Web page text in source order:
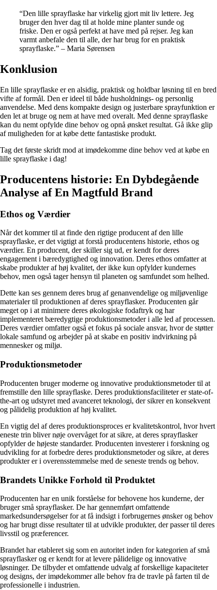
“Den lille sprayflaske har virkelig gjort mit liv lettere. Jeg
bruger den hver dag til at holde mine planter sunde og
friske. Den er også perfekt at have med på rejser. Jeg kan
varmt anbefale den til alle, der har brug for en praktisk
sprayflaske.” – Maria Sørensen
Konklusion
En lille sprayflaske er en alsidig, praktisk og holdbar løsning til en bred
vifte af formål. Den er ideel til både husholdnings- og personlig
anvendelse. Med dens kompakte design og justerbare sprayfunktion er
den let at bruge og nem at have med overalt. Med denne sprayflaske
kan du nemt opfylde dine behov og opnå ønsket resultat. Gå ikke glip
af muligheden for at købe dette fantastiske produkt.
Tag det første skridt mod at imødekomme dine behov ved at købe en
lille sprayflaske i dag!
Producentens historie: En Dybdegående
Analyse af En Magtfuld Brand
Ethos og Værdier
Når det kommer til at finde den rigtige producent af den lille
sprayflaske, er det vigtigt at forstå producentens historie, ethos og
værdier. En producent, der skiller sig ud, er kendt for deres
engagement i bæredygtighed og innovation. Deres ethos omfatter at
skabe produkter af høj kvalitet, der ikke kun opfylder kundernes
behov, men også tager hensyn til planeten og samfundet som helhed.
Dette kan ses gennem deres brug af genanvendelige og miljøvenlige
materialer til produktionen af deres sprayflasker. Producenten går
meget op i at minimere deres økologiske fodaftryk og har
implementeret bæredygtige produktionsmetoder i alle led af processen.
Deres værdier omfatter også et fokus på sociale ansvar, hvor de støtter
lokale samfund og arbejder på at skabe en positiv indvirkning på
mennesker og miljø.
Produktionsmetoder
Producenten bruger moderne og innovative produktionsmetoder til at
fremstille den lille sprayflaske. Deres produktionsfaciliteter er state-of-
the-art og udstyret med avanceret teknologi, der sikrer en konsekvent
og pålidelig produktion af høj kvalitet.
En vigtig del af deres produktionsproces er kvalitetskontrol, hvor hvert
eneste trin bliver nøje overvåget for at sikre, at deres sprayflasker
opfylder de højeste standarder. Producenten investerer i forskning og
udvikling for at forbedre deres produktionsmetoder og sikre, at deres
produkter er i overensstemmelse med de seneste trends og behov.
Brandets Unikke Forhold til Produktet
Producenten har en unik forståelse for behovene hos kunderne, der
bruger små sprayflasker. De har gennemført omfattende
markedsundersøgelser for at få indsigt i forbrugernes ønsker og behov
og har brugt disse resultater til at udvikle produkter, der passer til deres
livsstil og præferencer.
Brandet har etableret sig som en autoritet inden for kategorien af små
sprayflasker og er kendt for at levere pålidelige og innovative
løsninger. De tilbyder et omfattende udvalg af forskellige kapaciteter
og designs, der imødekommer alle behov fra de travle på farten til de
professionelle i industrien.